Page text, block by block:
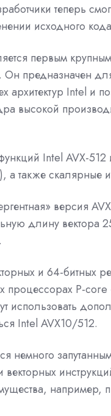
теперь
исходного
первым
. Он предназначен
архитектур Intel и
высокой
Intel AVX-
а также скалярные
версия
длину вектора
и 64-битных
процессорах P-
использовать
Intel AVX10/512.
немного
векторных
например,